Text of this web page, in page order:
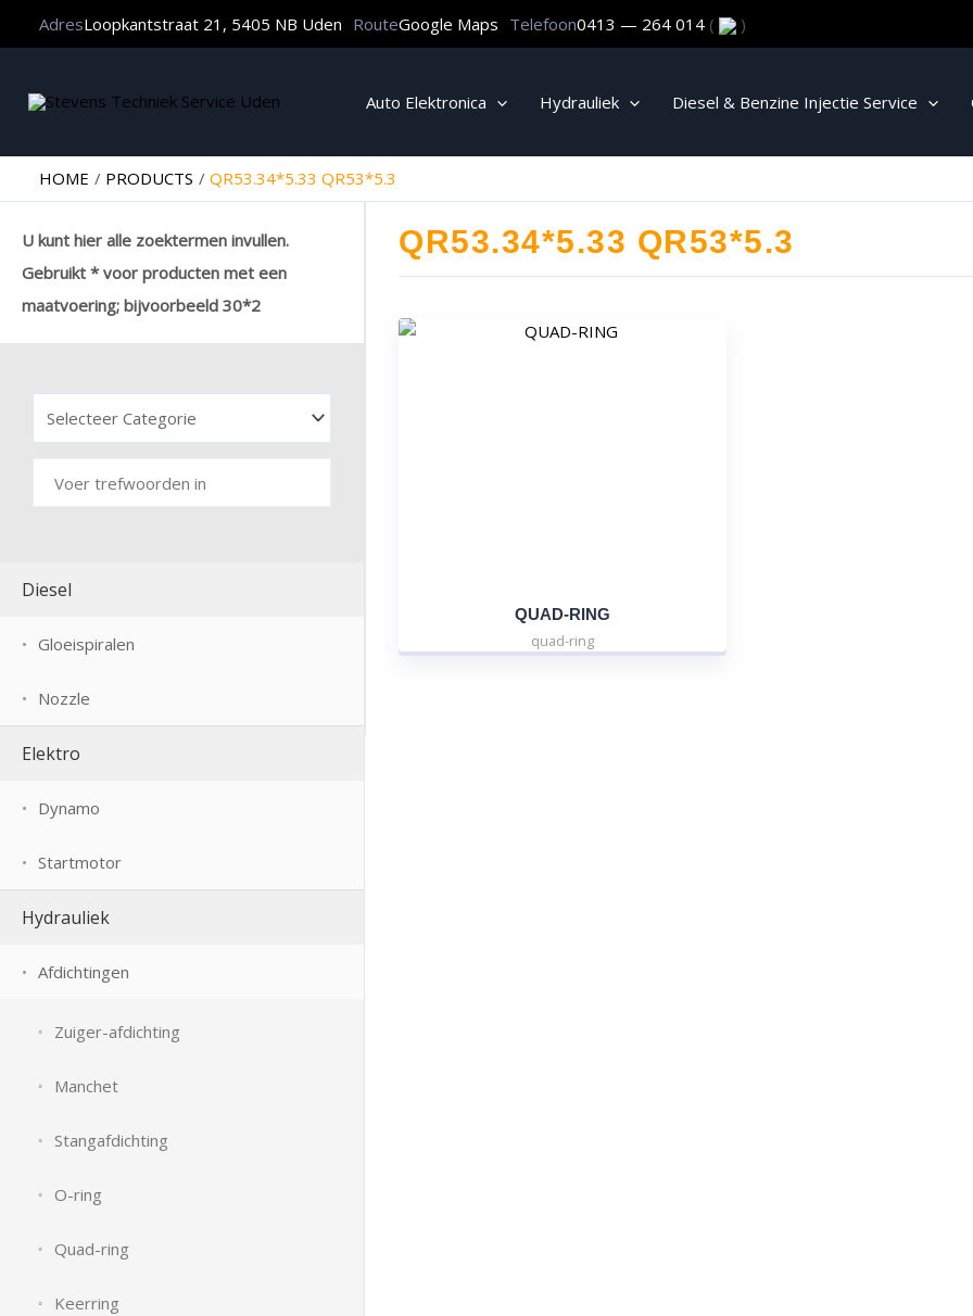
AdresLoopkantstraat 21, 5405 NB Uden RouteGoogle Maps Telefoon0413 — 264 014 ( )
Auto Elektronica Hydrauliek Diesel & Benzine Injectie Service
HOME PRODUCTS QR53.34*5.33 QR53*5.3
U kunt hier alle zoektermen invullen.
Gebruikt * voor producten met een
maatvoering; bijvoorbeeld 30*2
Diesel
Gloeispiralen
Nozzle
Elektro
Dynamo
Startmotor
Hydrauliek
Afdichtingen
Zuiger-afdichting
Manchet
Stangafdichting
O-ring
Quad-ring
Keerring
QR53.34*5.33 QR53*5.3
QUAD-RING
quad-ring